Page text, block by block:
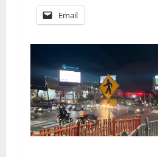
Email